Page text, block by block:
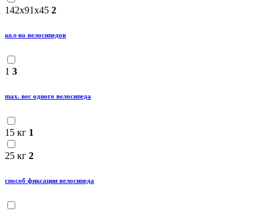
142x91x45 2
кол-во велосипедов
1 3
maх. вес одного велосипеда
15 кг 1
25 кг 2
способ фиксации велосипеда